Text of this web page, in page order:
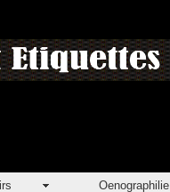
Oenographilie